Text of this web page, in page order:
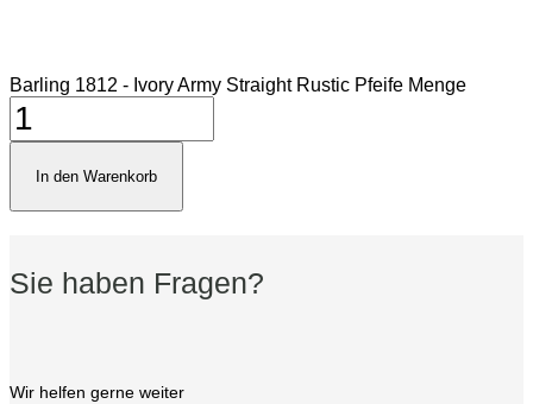
Barling 1812 - Ivory Army Straight Rustic Pfeife Menge
In den Warenkorb
Sie haben Fragen?
Wir helfen gerne weiter